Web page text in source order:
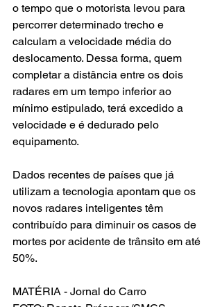
o tempo que o motorista levou para
percorrer determinado trecho e
calculam a velocidade média do
deslocamento. Dessa forma, quem
completar a distância entre os dois
radares em um tempo inferior ao
mínimo estipulado, terá excedido a
velocidade e é dedurado pelo
equipamento.
Dados recentes de países que já
utilizam a tecnologia apontam que os
novos radares inteligentes têm
contribuído para diminuir os casos de
mortes por acidente de trânsito em até
50%.
MATÉRIA - Jornal do Carro